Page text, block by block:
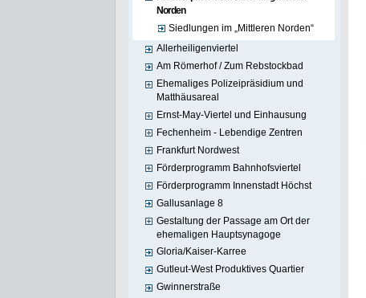
Norden
Siedlungen im „Mittleren Norden“
Allerheiligenviertel
Am Römerhof / Zum Rebstockbad
Ehemaliges Polizeipräsidium und
Matthäusareal
Ernst-May-Viertel und Einhausung
Fechenheim - Lebendige Zentren
Frankfurt Nordwest
Förderprogramm Bahnhofsviertel
Förderprogramm Innenstadt Höchst
Gallusanlage 8
Gestaltung der Passage am Ort der
ehemaligen Hauptsynagoge
Gloria/Kaiser-Karree
Gutleut-West Produktives Quartier
Gwinnerstraße